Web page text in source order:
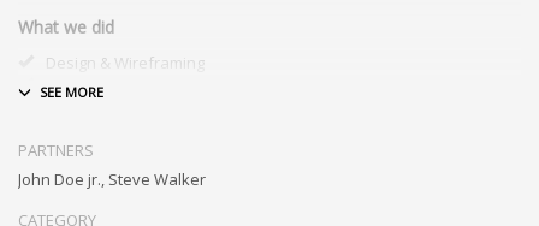
What we did
Design & Wireframing
SEO
Social Media Marketing
Integer euismod lacus luctus magna.
litora torquent per conubia nostra, per inceptos himenaeos
PARTNERS
John Doe jr., Steve Walker
CATEGORY